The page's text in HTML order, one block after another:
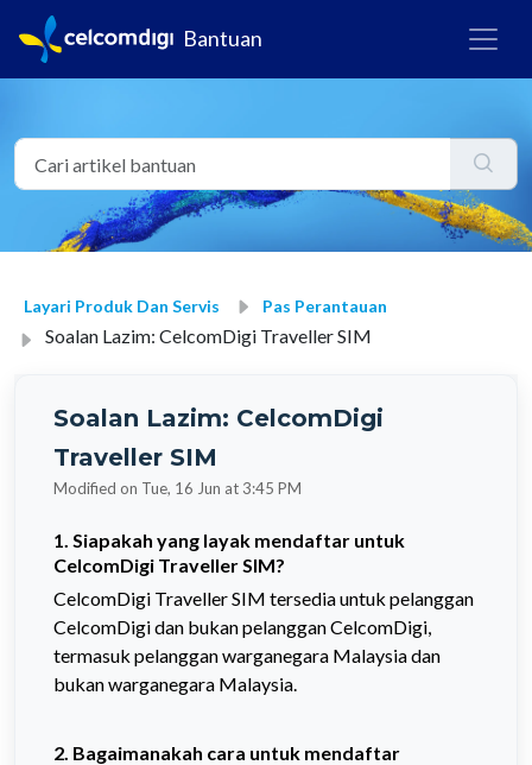
Bantuan
Layari Produk Dan Servis Pas Perantauan
Soalan Lazim: CelcomDigi Traveller SIM
Soalan Lazim: CelcomDigi
Traveller SIM
Modified on Tue, 16 Jun at 3:45 PM
1. Siapakah yang layak mendaftar untuk
CelcomDigi Traveller SIM?
CelcomDigi Traveller SIM tersedia untuk pelanggan
CelcomDigi dan bukan pelanggan CelcomDigi,
termasuk pelanggan warganegara Malaysia dan
bukan warganegara Malaysia.
2. Bagaimanakah cara untuk mendaftar